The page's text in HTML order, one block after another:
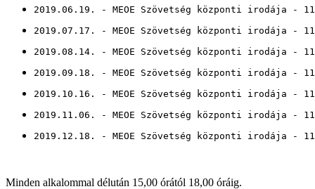
2019.06.19. - MEOE Szövetség központi irodája -
2019.07.17. - MEOE Szövetség központi irodája -
2019.08.14. - MEOE Szövetség központi irodája -
2019.09.18. - MEOE Szövetség központi irodája -
2019.10.16. - MEOE Szövetség központi irodája -
2019.11.06. - MEOE Szövetség központi irodája -
2019.12.18. - MEOE Szövetség központi irodája -
Minden alkalommal délután 15,00 órától 18,00 óráig.